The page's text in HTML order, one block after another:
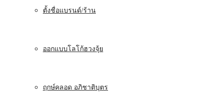
ตั้งชื่อแบรนด์/ร้าน
ออกแบบโลโก้ฮวงจุ้ย
ฤกษ์คลอด อภิชาติบุตร